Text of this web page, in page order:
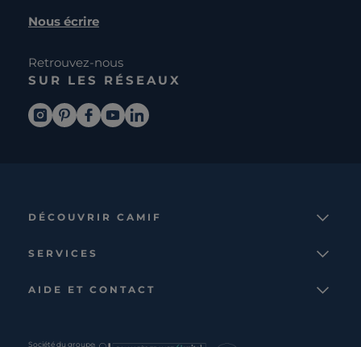
Nous écrire
Retrouvez-nous
SUR LES RÉSEAUX
DÉCOUVRIR CAMIF
Nos collections
SERVICES
AIDE ET CONTACT
Société du groupe